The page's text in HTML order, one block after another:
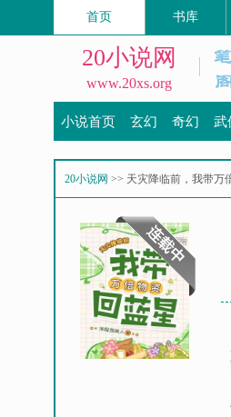
首页 书库
20小说网
www.20xs.org
小说首页 玄幻 奇幻 武
20小说网 >> 天灾降临前，我带万